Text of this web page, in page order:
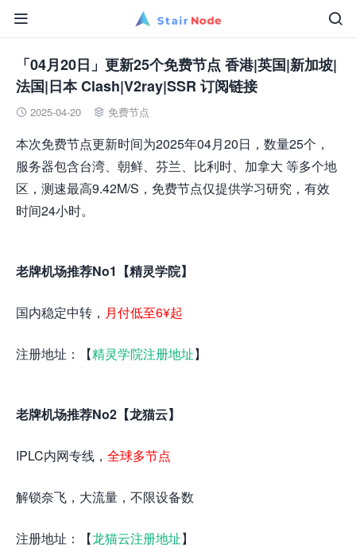


「04月20日」更新25个免费节点 香港|英国|新加坡|
法国|日本 Clash|V2ray|SSR 订阅链接
 2025-04-20  免费节点
本次免费节点更新时间为2025年04月20日，数量25个，
服务器包含台湾、朝鲜、芬兰、比利时、加拿大 等多个地
区，测速最高9.42M/S，免费节点仅提供学习研究，有效
时间24小时。
老牌机场推荐No1【精灵学院】
国内稳定中转， 月付低至6¥起
注册地址：【精灵学院注册地址】
老牌机场推荐No2【龙猫云】
IPLC内网专线， 全球多节点
解锁奈飞，大流量，不限设备数
注册地址：【龙猫云注册地址】